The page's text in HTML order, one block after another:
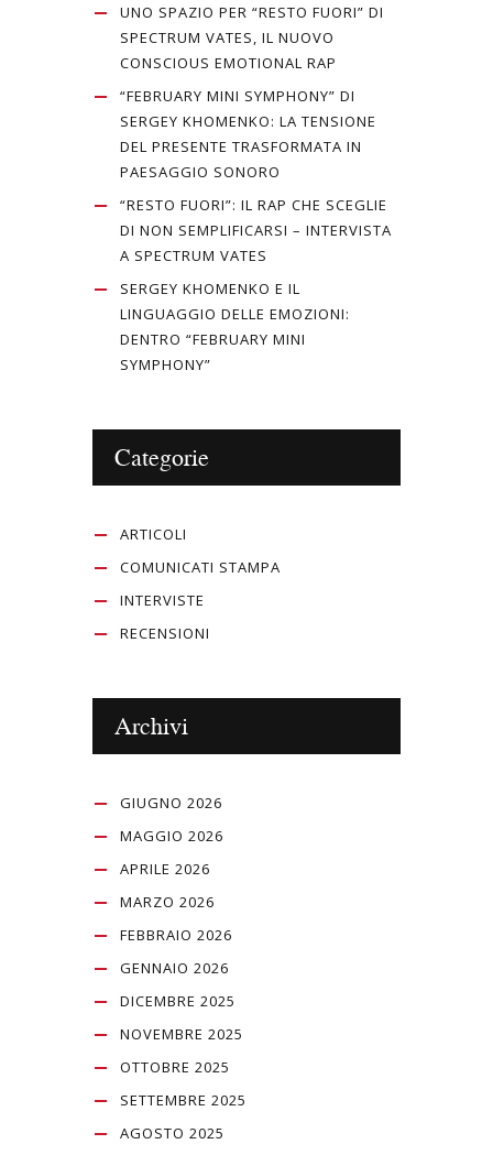
UNO SPAZIO PER “RESTO FUORI” DI
SPECTRUM VATES, IL NUOVO
CONSCIOUS EMOTIONAL RAP
“FEBRUARY MINI SYMPHONY” DI
SERGEY KHOMENKO: LA TENSIONE
DEL PRESENTE TRASFORMATA IN
PAESAGGIO SONORO
“RESTO FUORI”: IL RAP CHE SCEGLIE
DI NON SEMPLIFICARSI – INTERVISTA
A SPECTRUM VATES
SERGEY KHOMENKO E IL
LINGUAGGIO DELLE EMOZIONI:
DENTRO “FEBRUARY MINI
SYMPHONY”
Categorie
ARTICOLI
COMUNICATI STAMPA
INTERVISTE
RECENSIONI
Archivi
GIUGNO 2026
MAGGIO 2026
APRILE 2026
MARZO 2026
FEBBRAIO 2026
GENNAIO 2026
DICEMBRE 2025
NOVEMBRE 2025
OTTOBRE 2025
SETTEMBRE 2025
AGOSTO 2025